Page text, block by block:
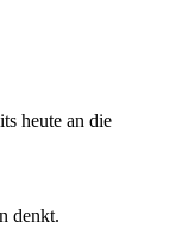
heute an die
denkt.